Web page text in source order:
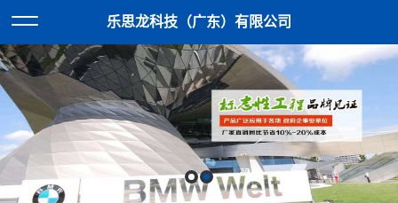
乐思龙科技（广东）有限公司